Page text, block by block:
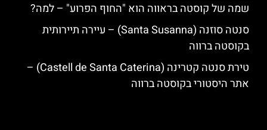
שמה של קוסטה בראווה הוא "החוף הפרוע" – למה?
סנטה סוזנה (Santa Susanna) – עיירה תיירותית
בקוסטה ברווה
טירת סנטה קטרינה (Castell de Santa Caterina) –
אתר היסטורי בקוסטה ברווה